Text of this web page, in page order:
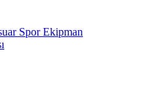
Spor Ekipman